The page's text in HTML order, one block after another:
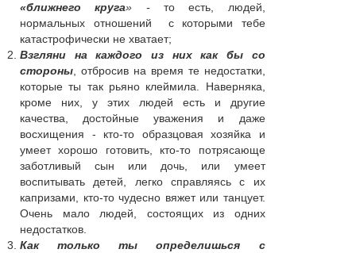
«ближнего круга» -то есть, людей,
нормальных отношений с которыми тебе
катастрофически не хватает;
Взгляни на каждого из них как бы со
стороны, отбросив на время те недостатки,
которые ты так рьяно клеймила. Наверняка,
кроме них, у этих людей есть и другие
качества, достойные уважения и даже
восхищения - кто-то образцовая хозяйка и
умеет хорошо готовить, кто-то потрясающе
заботливый сын или дочь, или умеет
воспитывать детей, легко справляясь с их
капризами, кто-то чудесно вяжет или танцует.
Очень мало людей, состоящих из одних
недостатков.
Как только ты определишься с